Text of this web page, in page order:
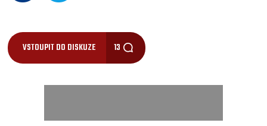
VSTOUPIT DO DISKUZE 13